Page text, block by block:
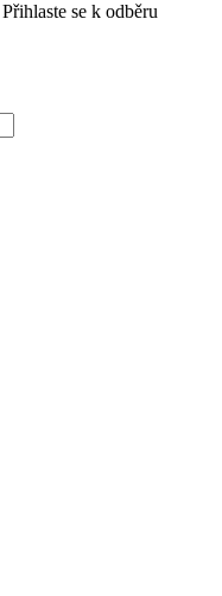
se k odběru